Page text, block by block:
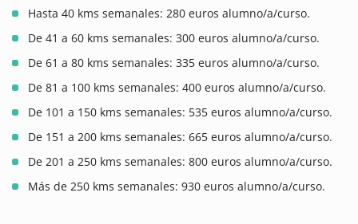
Hasta 40 kms semanales: 280 euros alumno/a/curso.
De 41 a 60 kms semanales: 300 euros alumno/a/curso.
De 61 a 80 kms semanales: 335 euros alumno/a/curso.
De 81 a 100 kms semanales: 400 euros alumno/a/curso.
De 101 a 150 kms semanales: 535 euros alumno/a/curso.
De 151 a 200 kms semanales: 665 euros alumno/a/curso.
De 201 a 250 kms semanales: 800 euros alumno/a/curso.
Más de 250 kms semanales: 930 euros alumno/a/curso.